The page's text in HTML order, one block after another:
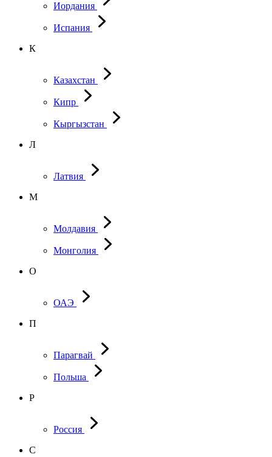
Иордания
Испания
К
Казахстан
Кипр
Кыргызстан
Л
Латвия
М
Молдавия
Монголия
О
ОАЭ
П
Парагвай
Польша
Р
Россия
С